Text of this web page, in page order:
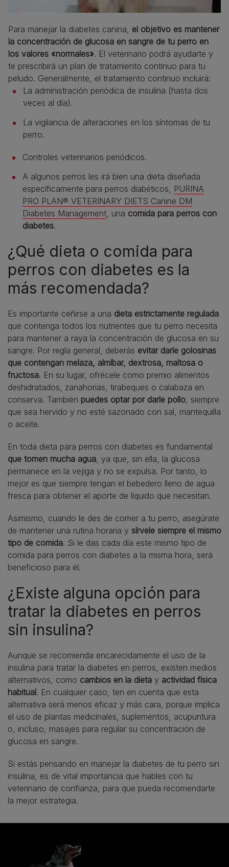
Para manejar la diabetes canina, el objetivo es mantener
la concentración de glucosa en sangre de tu perro en
los valores «normales». El veterinario podrá ayudarte y
te prescribirá un plan de tratamiento continuo para tu
peludo. Generalmente, el tratamiento continuo incluirá:
La administración periódica de insulina (hasta dos
veces al día).
La vigilancia de alteraciones en los síntomas de tu
perro.
Controles veterinarios periódicos.
A algunos perros les irá bien una dieta diseñada
específicamente para perros diabéticos, PURINA
PRO PLAN® VETERINARY DIETS Canine DM
Diabetes Management , una comida para perros con
diabetes.
¿Qué dieta o comida para
perros con diabetes es la
más recomendada?
Es importante ceñirse a una dieta estrictamente regulada
que contenga todos los nutrientes que tu perro necesita
para mantener a raya la concentración de glucosa en su
sangre. Por regla general, deberás evitar darle golosinas
que contengan melaza, almíbar, dextrosa, maltosa o
fructosa. En su lugar, ofrécele como premio alimentos
deshidratados, zanahorias, tirabeques o calabaza en
conserva. También puedes optar por darle pollo , siempre
que sea hervido y no esté sazonado con sal, mantequilla
o aceite.
En toda dieta para perros con diabetes es fundamental
que tomen mucha agua , ya que, sin ella, la glucosa
permanece en la vejiga y no se expulsa. Por tanto, lo
mejor es que siempre tengan el bebedero lleno de agua
fresca para obtener el aporte de líquido que necesitan.
Asimismo, cuando le des de comer a tu perro, asegúrate
de mantener una rutina horaria y sírvele siempre el mismo
tipo de comida. Si le das cada día este mismo tipo de
comida para perros con diabetes a la misma hora, será
beneficioso para él.
¿Existe alguna opción para
tratar la diabetes en perros
sin insulina?
Aunque se recomienda encarecidamente el uso de la
insulina para tratar la diabetes en perros, existen medios
alternativos, como cambios en la dieta y actividad física
habitual. En cualquier caso, ten en cuenta que esta
alternativa será menos eficaz y más cara, porque implica
el uso de plantas medicinales, suplementos, acupuntura
o, incluso, masajes para regular su concentración de
glucosa en sangre.
Si estás pensando en manejar la diabetes de tu perro sin
insulina, es de vital importancia que hables con tu
veterinario de confianza, para que pueda recomendarte
la mejor estrategia.